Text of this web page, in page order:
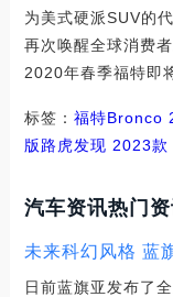
为美式硬派SUV的
再次唤醒全球消费
2020年春季福特即
标签： 福特Bronco
版路虎发现 2023
汽车资讯热门
未来科幻风格 蓝
日前蓝旗亚发布了